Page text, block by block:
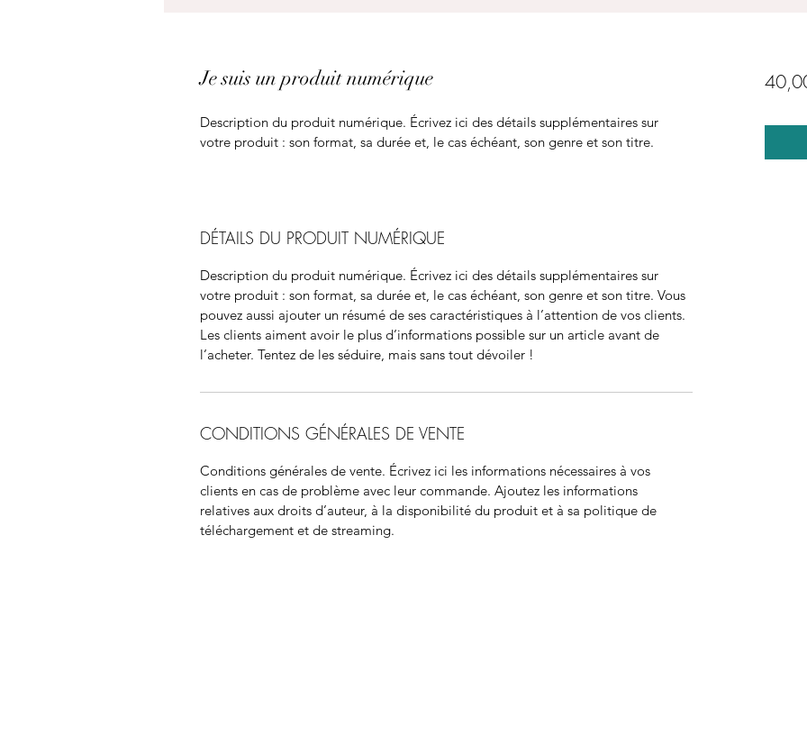
Je suis un produit numérique
Description du produit numérique. Écrivez ici des détails supplémentaires sur
votre produit : son format, sa durée et, le cas échéant, son genre et son titre.
DÉTAILS DU PRODUIT NUMÉRIQUE
Description du produit numérique. Écrivez ici des détails supplémentaires sur
votre produit : son format, sa durée et, le cas échéant, son genre et son titre. Vous
pouvez aussi ajouter un résumé de ses caractéristiques à l’attention de vos clients.
Les clients aiment avoir le plus d’informations possible sur un article avant de
l’acheter. Tentez de les séduire, mais sans tout dévoiler !
CONDITIONS GÉNÉRALES DE VENTE
Conditions générales de vente. Écrivez ici les informations nécessaires à vos
clients en cas de problème avec leur commande. Ajoutez les informations
relatives aux droits d’auteur, à la disponibilité du produit et à sa politique de
téléchargement et de streaming.